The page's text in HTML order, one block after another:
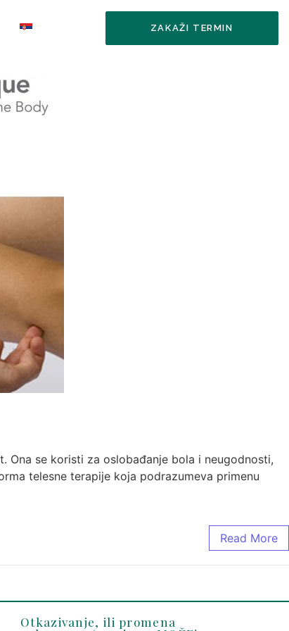
ZAKAŽI TERMIN
Ona se koristi za oslobađanje bola i neugodnosti,
telesne terapije koja podrazumeva primenu
Read More
Otkazivanje, ili promena